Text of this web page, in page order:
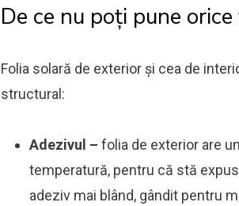
De ce nu poți pune
Folia solară de exterior și cea de
structural:
Adezivul –folia de exterior are
temperatură, pentru că stă
adeziv mai blând, gândit pentru